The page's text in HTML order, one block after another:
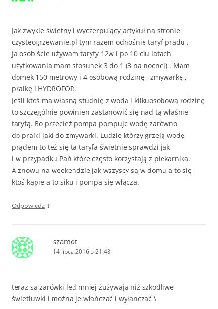
Jak zwykle świetny i wyczerpujący artykuł na stronie
czysteogrzewanie.pl tym razem odnośnie taryf prądu .
Ja osobiście używam taryfy 12w i po 10 ciu latach
użytkowania mam stosunek 3 do 1 (3 na nocnej) . Mam
domek 150 metrowy i 4 osobową rodzinę , zmywarkę ,
pralkę i HYDROFOR.
Jeśli ktoś ma własną studnię z wodą i kilkuosobową rodzinę
to szczególnie powinien zastanowić się nad tą właśnie
taryfą. Bo przecież pompa pompuje wodę zarówno
do pralki jaki do zmywarki. Ludzie którzy grzeją wodę
prądem to też się ta taryfa świetnie sprawdzi jak
i w przypadku Pań które często korzystają z piekarnika.
A znowu na weekendzie jak wszyscy są w domu a to się
ktoś kąpie a to siku i pompa się włącza.
Odpowiedz ↓
szamot
14 lipca 2016 o 21:48
teraz są żarówki led mniej żużywają niż szkodliwe
świetluwki i można je włańczać i wyłanczać \